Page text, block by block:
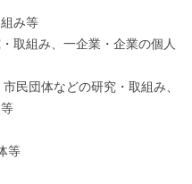
み等
取組み、一企業・企業の個人
民団体などの研究・取組み、
等